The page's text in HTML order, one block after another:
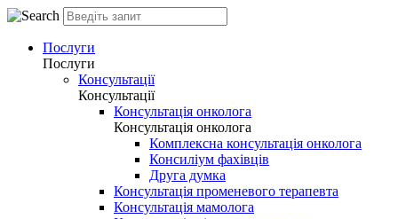
Послуги
Послуги
Консультації
Консультації
Консультація онколога
Консультація онколога
Комплексна консультація онколога
Консиліум фахівців
Друга думка
Консультація променевого терапевта
Консультація мамолога